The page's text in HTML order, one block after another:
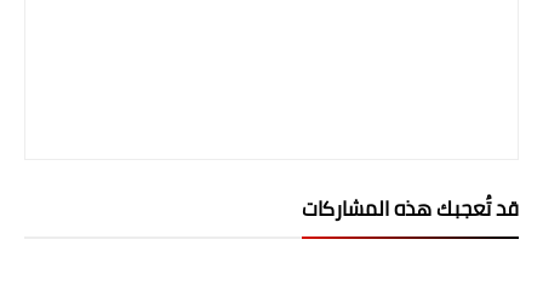
قد تُعجبك هذه المشاركات